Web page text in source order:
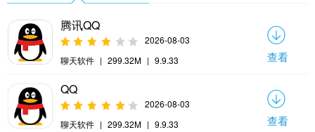
腾讯QQ
2026-08-03
聊天软件 | 299.32M | 9.9.33 查看
QQ
2026-08-03
聊天软件 | 299.32M | 9.9.33 查看